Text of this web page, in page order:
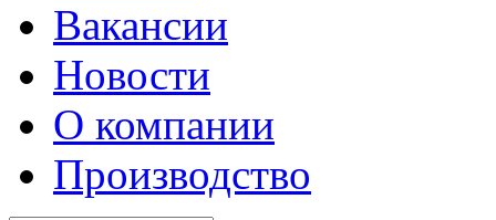
Вакансии
Новости
О компании
Производство